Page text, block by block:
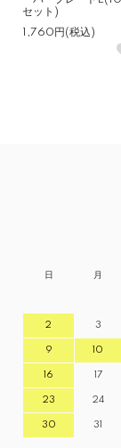
セット)
1,760円(税込)
日 月
2 3
9 10
16 17
23 24
30 31